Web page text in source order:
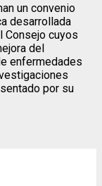
un convenio
desarrollada
Consejo cuyos
del
enfermedades
por su